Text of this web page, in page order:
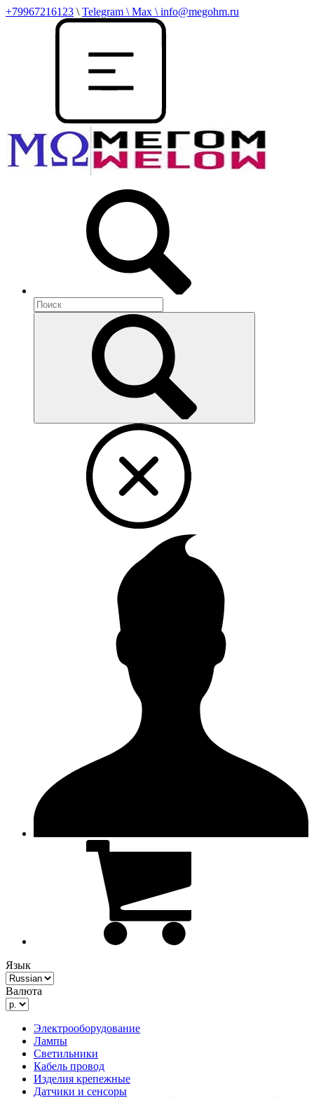
+79967216123 \ Telegram \ Max \ info@megohm.ru
Язык
Валюта
Электрооборудование
Лампы
Светильники
Кабель провод
Изделия крепежные
Датчики и сенсоры